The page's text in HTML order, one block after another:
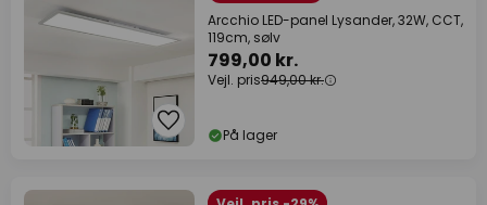
Arcchio LED-panel Lysander, 32W, CCT,
119cm, sølv
799,00 kr.
Vejl. pris949,00 kr.
På lager